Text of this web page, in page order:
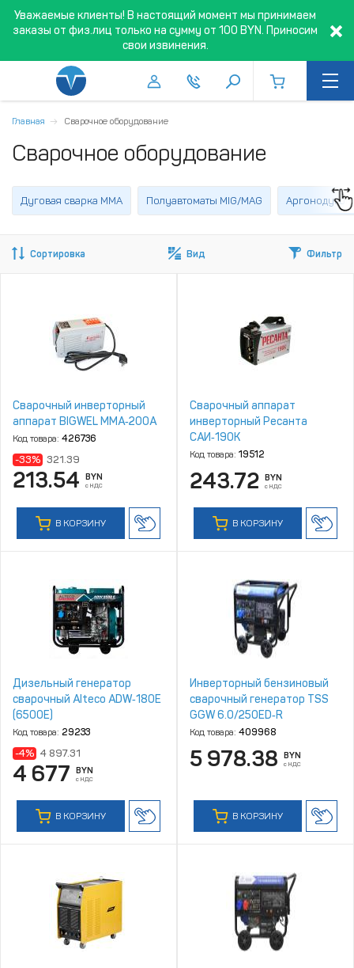
Уважаемые клиенты! В настоящий момент мы принимаем
заказы от физ.лиц только на сумму от 100 BYN. Приносим
свои извинения.
Главная Сварочное оборудование
Сварочное оборудование
Дуговая сварка MMA Полуавтоматы MIG/MAG
Сортировка Вид Фильтр
Сварочный инверторный
аппарат BIGWEL MMA‑200A
Код товара: 426736
-33% 321.39
213.54 BYN
с НДС
В КОРЗИНУ
Сварочный аппарат
инверторный Ресанта
САИ‑190К
Код товара: 19512
243.72 BYN
с НДС
В КОРЗИНУ
Дизельный генератор
сварочный Alteco ADW‑180E
(6500Е)
Код товара: 29233
-4% 4 897.31
4 677 BYN
с НДС
В КОРЗИНУ
Инверторный бензиновый
сварочный генератор TSS
GGW 6.0/250ED‑R
Код товара: 409968
5 978.38 BYN
с НДС
В КОРЗИНУ